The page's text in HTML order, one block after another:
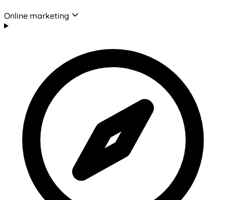
Online marketing